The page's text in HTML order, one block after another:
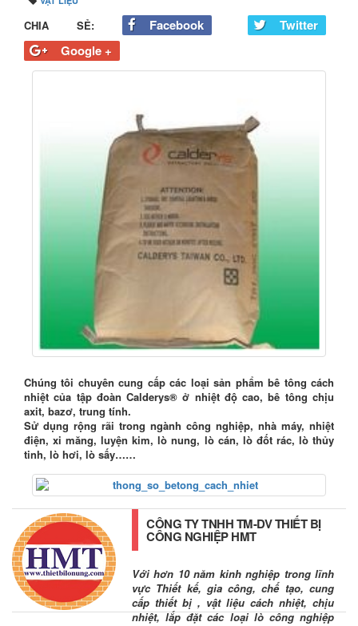
CHIA SẺ: Facebook
Twitter
Google +
Chúng tôi chuyên cung cấp các loại sản phẩm bê tông cách
nhiệt của tập đoàn Calderys® ở nhiệt độ cao, bê tông chịu
axit, bazơ, trung tính.
Sử dụng rộng rãi trong ngành công nghiệp, nhà máy, nhiệt
điện, xi măng, luyện kim, lò nung, lò cán, lò đốt rác, lò thủy
tinh, lò hơi, lò sấy……
CÔNG TY TNHH TM-DV THIẾT BỊ
CÔNG NGHIỆP HMT
Với hơn 10 năm kinh nghiệp trong lĩnh
vực Thiết kế, gia công, chế tạo, cung
cấp thiết bị , vật liệu cách nhiệt, chịu
nhiệt, lắp đặt các loại lò công nghiệp